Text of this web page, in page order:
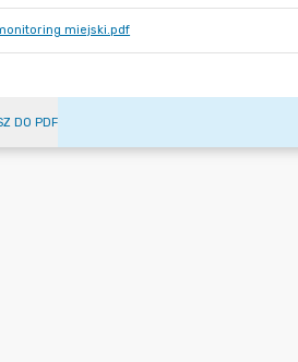
miejski.pdf
DO PDF